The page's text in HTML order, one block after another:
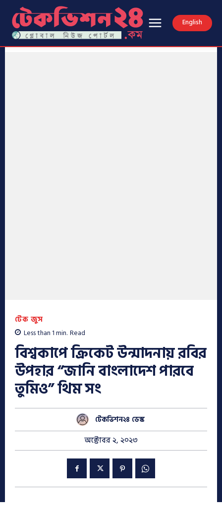
English
টেক জুস
Less than 1min. Read
বিশ্বকাপে ক্রিকেট উন্মাদনায় রবির
উপহার “জানি বাংলাদেশ পারবে
তুমিও” থিম সং
টেকভিশন২৪ ডেস্ক
অক্টোবর ২, ২০২৩